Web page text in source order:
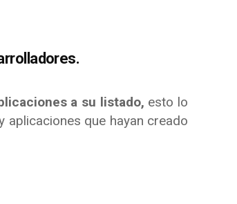
a su listado, esto lo
aplicaciones que hayan creado